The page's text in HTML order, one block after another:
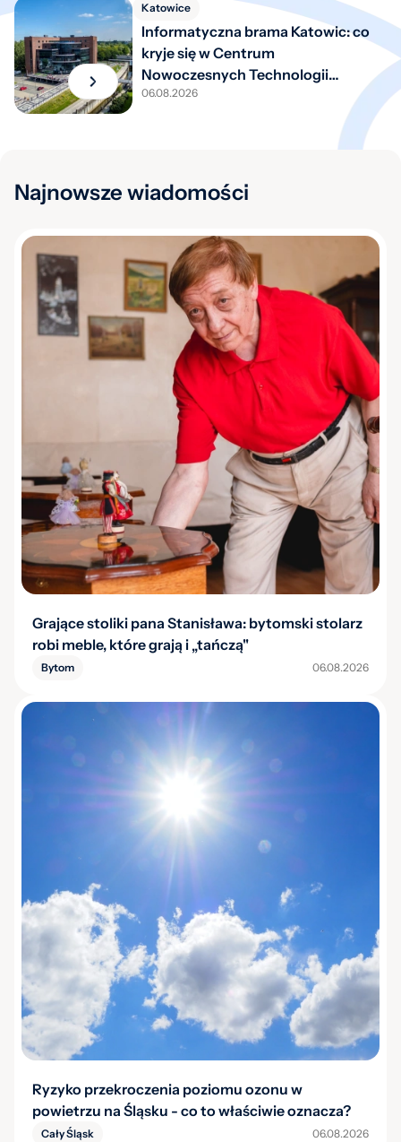
Katowice
Informatyczna brama Katowic: co
kryje się w Centrum
Nowoczesnych Technologii
Informatycznych?
06.08.2026
Najnowsze wiadomości
Grające stoliki pana Stanisława: bytomski stolarz
robi meble, które grają i „tańczą"
Bytom 06.08.2026
Ryzyko przekroczenia poziomu ozonu w
powietrzu na Śląsku - co to właściwie oznacza?
Cały Śląsk 06.08.2026